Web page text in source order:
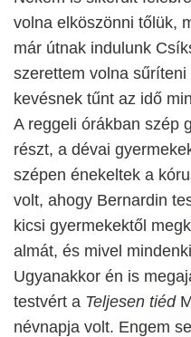
volna elköszönni tőlük,
már útnak indulunk
szerettem volna
kevésnek tűnt az idő
A reggeli órákban szép
részt, a dévai
szépen énekeltek a
volt, ahogy Bernardin
kicsi gyermekektől
almát, és mivel
Ugyanakkor én is
testvért a Teljesen tiéd
névnapja volt. Engem